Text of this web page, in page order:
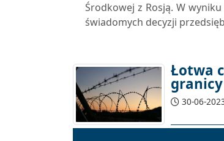
Środkowej z Rosją. W
świadomych decyzji
Łotwa
granicy
30-06-